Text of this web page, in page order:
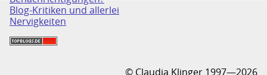
Blog-Kritiken und allerlei
Nervigkeiten
© Claudia Klinger 1997—2026